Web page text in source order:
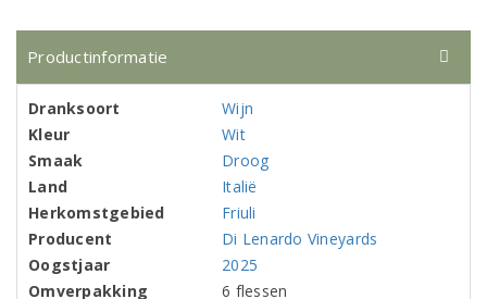
Productinformatie
Dranksoort
Wijn
Kleur
Wit
Smaak
Droog
Land
Italië
Herkomstgebied
Friuli
Producent
Di Lenardo Vineyards
Oogstjaar
2025
Omverpakking
6 flessen